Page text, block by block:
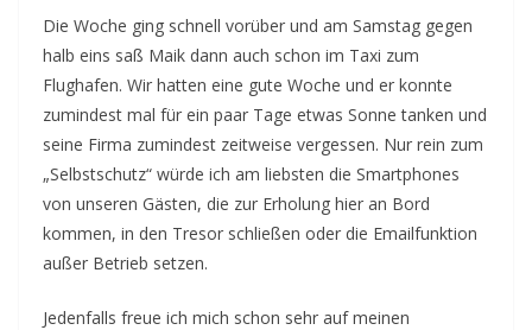
Die Woche ging schnell vorüber und am Samstag gegen
halb eins saß Maik dann auch schon im Taxi zum
Flughafen. Wir hatten eine gute Woche und er konnte
zumindest mal für ein paar Tage etwas Sonne tanken und
seine Firma zumindest zeitweise vergessen. Nur rein zum
„Selbstschutz“ würde ich am liebsten die Smartphones
von unseren Gästen, die zur Erholung hier an Bord
kommen, in den Tresor schließen oder die Emailfunktion
außer Betrieb setzen.
Jedenfalls freue ich mich schon sehr auf meinen